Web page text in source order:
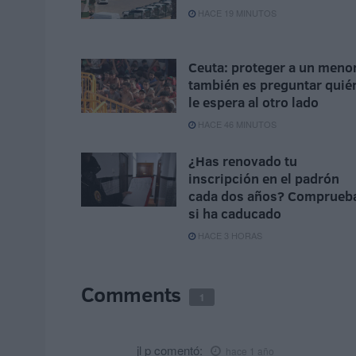
HACE 19 MINUTOS
Ceuta: proteger a un
también es preguntar
le espera al otro lado
HACE 46 MINUTOS
¿Has renovado tu
inscripción en el padrón
cada dos años?
si ha caducado
HACE 3 HORAS
Comments 1
jl p comentó: hace 1 año